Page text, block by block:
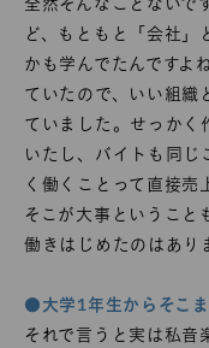
ど、もともと「会社」
かも学んでたんですよ
ていたので、いい組織
ていました。せっかく
いたし、バイトも同じ
く働くことって直接売
そこが大事ということ
働きはじめたのはあり
●大学1年生からそこま
それで言うと実は私音